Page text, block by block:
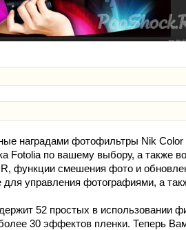
наградами фотофильтры Nik Color
Fotolia по вашему выбору, а также
функции смешения фото и
управления фотографиями, а
52 простых в использовании
30 эффектов пленки. Теперь